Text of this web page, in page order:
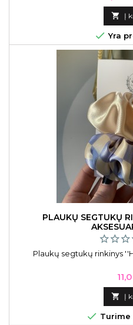
 Į
 Yra
PLAUKŲ SEGTUKŲ
Plaukų segtukų rinkinys
 Į
 Turime